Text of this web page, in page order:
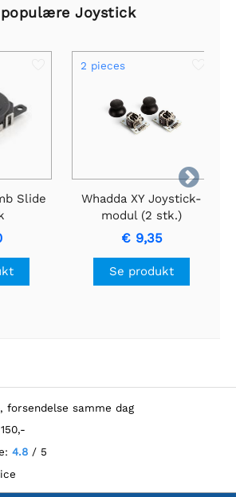
Joystick

Slide
2 pieces
Whadda XY Joystick-
modul (2 stk.)
€ 9,35
Se produkt
forsendelse samme dag
4.8 / 5